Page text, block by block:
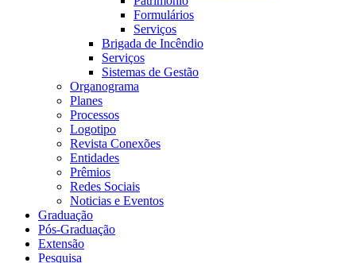
Formulários
Serviços
Brigada de Incêndio
Serviços
Sistemas de Gestão
Organograma
Planes
Processos
Logotipo
Revista Conexões
Entidades
Prêmios
Redes Sociais
Noticias e Eventos
Graduação
Pós-Graduação
Extensão
Pesquisa